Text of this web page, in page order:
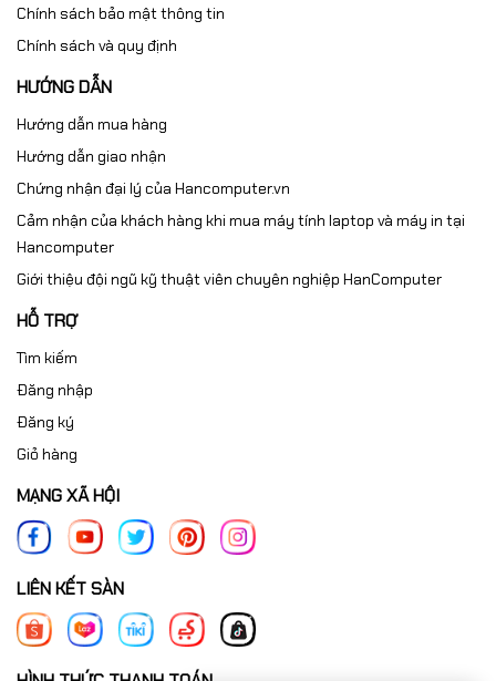
Chính sách bảo mật thông tin
Chính sách và quy định
HƯỚNG DẪN
Hướng dẫn mua hàng
Hướng dẫn giao nhận
Chứng nhận đại lý của Hancomputer.vn
Cảm nhận của khách hàng khi mua máy tính laptop và máy in tại
Hancomputer
Giới thiệu đội ngũ kỹ thuật viên chuyên nghiệp HanComputer
HỖ TRỢ
Tìm kiếm
Đăng nhập
Đăng ký
Giỏ hàng
MẠNG XÃ HỘI
LIÊN KẾT SÀN